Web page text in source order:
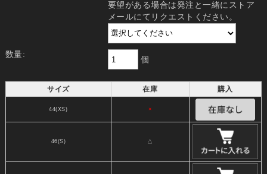
要望がある場合は発注と一緒にストア
メールにてリクエストください。
数量:
個
サイズ 在庫 購入
44(XS) ×
46(S) △